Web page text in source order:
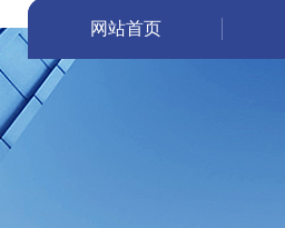
网站首页